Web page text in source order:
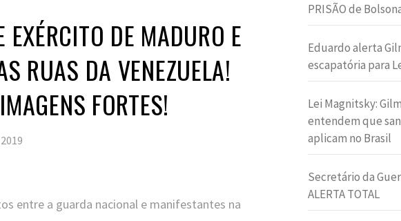
EXÉRCITO DE MADURO E
RUAS DA VENEZUELA!
FORTES!
entre a guarda nacional e manifestantes na
PRISÃO de
Eduardo alerta
escapatória para
Lei Magnitsky:
entendem que
aplicam no Brasil
Secretário da
ALERTA TOTAL